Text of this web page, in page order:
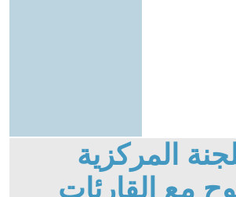
المركزية
مع القارئات